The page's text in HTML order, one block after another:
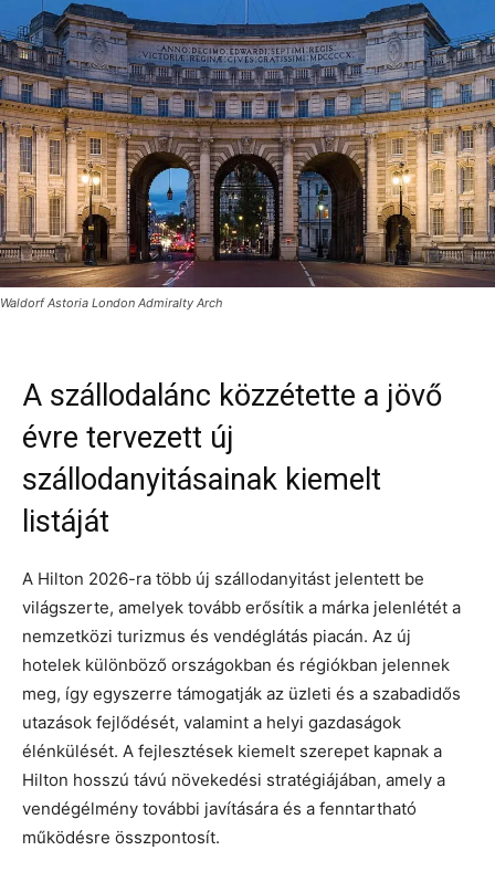
Waldorf Astoria London Admiralty Arch
A szállodalánc közzétette a jövő
évre tervezett új
szállodanyitásainak kiemelt
listáját
A Hilton 2026-ra több új szállodanyitást jelentett be
világszerte, amelyek tovább erősítik a márka jelenlétét a
nemzetközi turizmus és vendéglátás piacán. Az új
hotelek különböző országokban és régiókban jelennek
meg, így egyszerre támogatják az üzleti és a szabadidős
utazások fejlődését, valamint a helyi gazdaságok
élénkülését. A fejlesztések kiemelt szerepet kapnak a
Hilton hosszú távú növekedési stratégiájában, amely a
vendégélmény további javítására és a fenntartható
működésre összpontosít.